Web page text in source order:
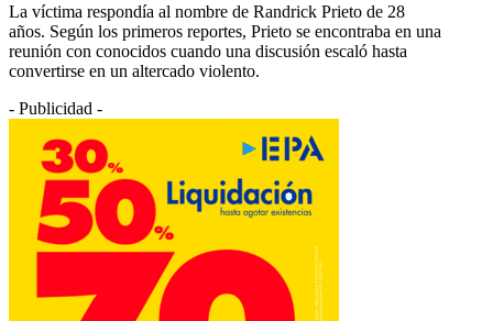
La víctima respondía al nombre de Randrick Prieto de 28
años. Según los primeros reportes, Prieto se encontraba en una
reunión con conocidos cuando una discusión escaló hasta
convertirse en un altercado violento.
- Publicidad -